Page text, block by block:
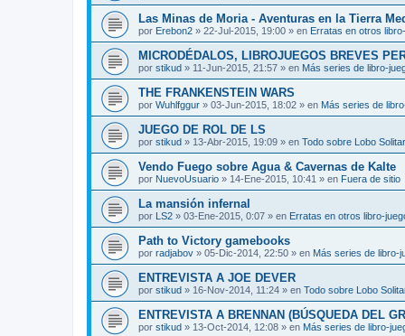
Las Minas de Moria - Aventuras en la Tierra
por Erebon2 » 22-Jul-2015, 19:00 » en Erratas en otros
MICRODÉDALOS, LIBROJUEGOS BREVES
por stikud » 11-Jun-2015, 21:57 » en Más series de libro-
THE FRANKENSTEIN WARS
por Wuhlfggur » 03-Jun-2015, 18:02 » en Más series de
JUEGO DE ROL DE LS
por stikud » 13-Abr-2015, 19:09 » en Todo sobre Lobo
Vendo Fuego sobre Agua & Cavernas de Kalte
por NuevoUsuario » 14-Ene-2015, 10:41 » en Fuera de sitio
La mansión infernal
por LS2 » 03-Ene-2015, 0:07 » en Erratas en otros libro-
Path to Victory gamebooks
por radjabov » 05-Dic-2014, 22:50 » en Más series de libro-
ENTREVISTA A JOE DEVER
por stikud » 16-Nov-2014, 11:24 » en Todo sobre Lobo
ENTREVISTA A BRENNAN (BÚSQUEDA DEL
por stikud » 13-Oct-2014, 12:08 » en Más series de libro-